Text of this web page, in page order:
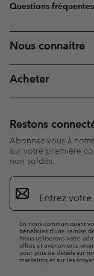
Questions fréquentes
Nous connaitre
Acheter
Restons
Abonnez-vous à
sur votre première
non soldés.
Inscription
par
e-
En nous communiquant
bénéficiez d’une remise
Nous utiliserons votre
offres et événements
pour plus de détails sur
marketing et sur les